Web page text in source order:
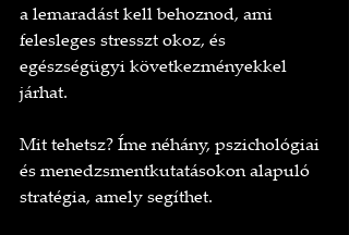
a lemaradást kell behoznod, ami
felesleges stresszt okoz, és
egészségügyi következményekkel
járhat.
Mit tehetsz? Íme néhány, pszichológiai
és menedzsmentkutatásokon alapuló
stratégia, amely segíthet.